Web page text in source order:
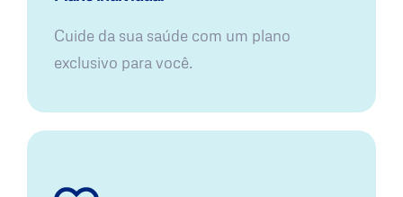
Cuide da sua saúde com um plano
exclusivo para você.